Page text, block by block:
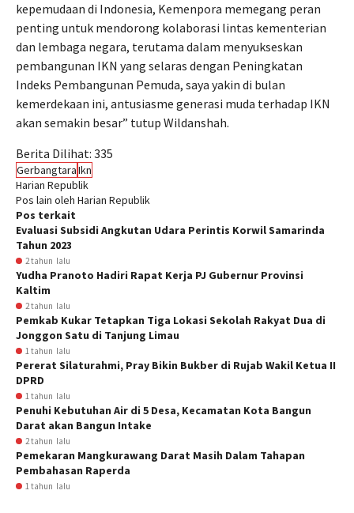
kepemudaan di Indonesia, Kemenpora memegang peran
penting untuk mendorong kolaborasi lintas kementerian
dan lembaga negara, terutama dalam menyukseskan
pembangunan IKN yang selaras dengan Peningkatan
Indeks Pembangunan Pemuda, saya yakin di bulan
kemerdekaan ini, antusiasme generasi muda terhadap IKN
akan semakin besar” tutup Wildanshah.
Berita Dilihat: 335
GerbangtaraIkn
Harian Republik
Pos lain oleh Harian Republik
Pos terkait
Evaluasi Subsidi Angkutan Udara Perintis Korwil Samarinda
Tahun 2023
2 tahun lalu
Yudha Pranoto Hadiri Rapat Kerja PJ Gubernur Provinsi
Kaltim
2 tahun lalu
Pemkab Kukar Tetapkan Tiga Lokasi Sekolah Rakyat Dua di
Jonggon Satu di Tanjung Limau
1 tahun lalu
Pererat Silaturahmi, Pray Bikin Bukber di Rujab Wakil Ketua II
DPRD
1 tahun lalu
Penuhi Kebutuhan Air di 5 Desa, Kecamatan Kota Bangun
Darat akan Bangun Intake
2 tahun lalu
Pemekaran Mangkurawang Darat Masih Dalam Tahapan
Pembahasan Raperda
1 tahun lalu